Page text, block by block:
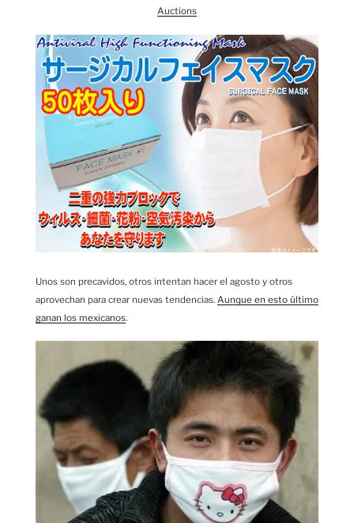
Auctions
Unos son precavidos, otros intentan hacer el agosto y otros
aprovechan para crear nuevas tendencias. Aunque en esto último
ganan los mexicanos.